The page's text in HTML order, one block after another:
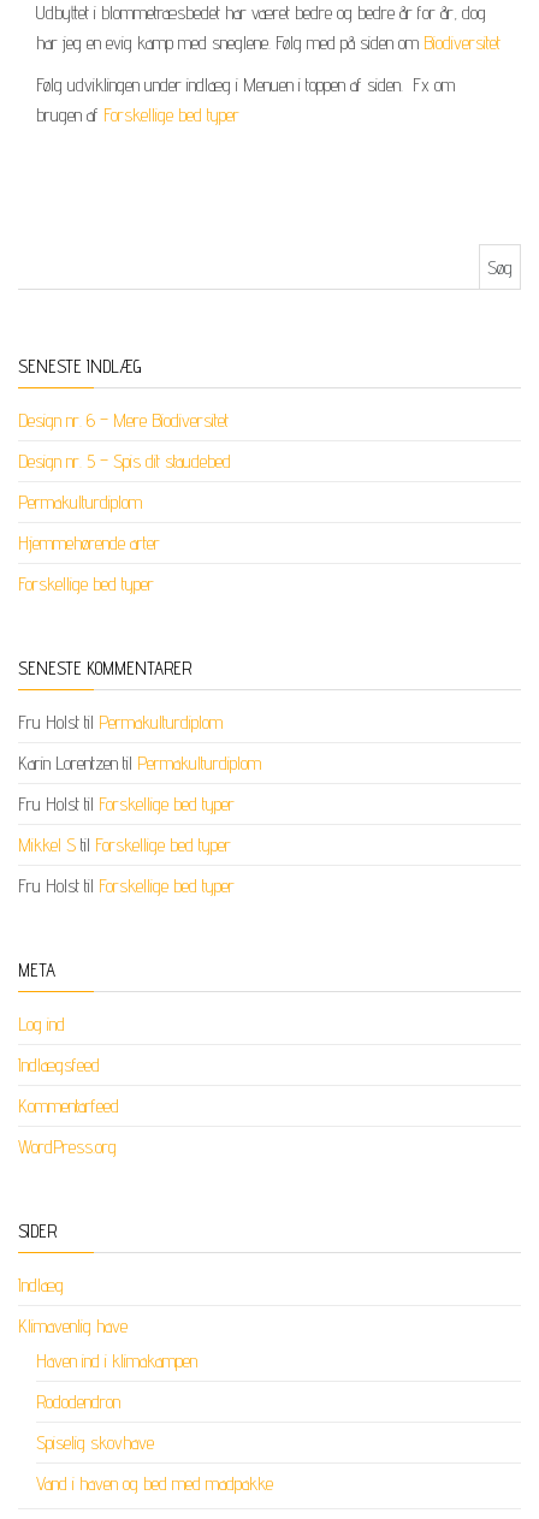
Udbyttet i blommetræsbedet har været bedre og bedre år for år, dog
har jeg en evig kamp med sneglene. Følg med på siden om Biodiversitet
Følg udviklingen under indlæg i Menuen i toppen af siden. Fx om
brugen af Forskellige bed typer
SENESTE INDLÆG
Design nr. 6 – Mere Biodiversitet
Design nr. 5 – Spis dit staudebed
Permakulturdiplom
Hjemmehørende arter
Forskellige bed typer
SENESTE KOMMENTARER
Fru Holst til Permakulturdiplom
Karin Lorentzen til Permakulturdiplom
Fru Holst til Forskellige bed typer
Mikkel S til Forskellige bed typer
Fru Holst til Forskellige bed typer
META
Log ind
Indlægsfeed
Kommentarfeed
WordPress.org
SIDER
Indlæg
Klimavenlig have
Haven ind i klimakampen
Rododendron
Spiselig skovhave
Vand i haven og bed med madpakke